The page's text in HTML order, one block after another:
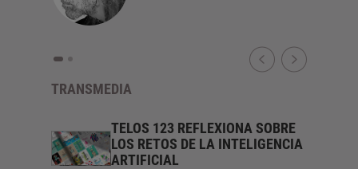
TRANSMEDIA
TELOS 123 REFLEXIONA SOBRE
LOS RETOS DE LA INTELIGENCIA
ARTIFICIAL